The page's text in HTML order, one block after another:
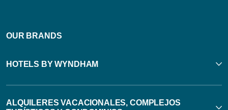
OUR BRANDS
HOTELS BY WYNDHAM
ALQUILERES VACACIONALES, COMPLEJOS